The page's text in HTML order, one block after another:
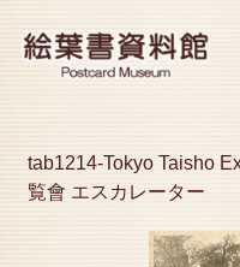
tab1214-Tokyo Taisho
覧會 エスカレーター